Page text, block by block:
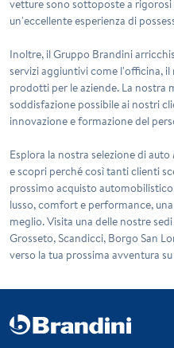
vetture sono sottoposte a
un'eccellente esperienza di
Inoltre, il Gruppo Brandini
servizi aggiuntivi come l'officina,
prodotti per le aziende. La nostra
soddisfazione possibile ai nostri
innovazione e formazione del
Esplora la nostra selezione di auto
e scopri perché così tanti clienti
prossimo acquisto
lusso, comfort e performance,
meglio. Visita una delle nostre
Grosseto, Scandicci, Borgo San
verso la tua prossima avventura